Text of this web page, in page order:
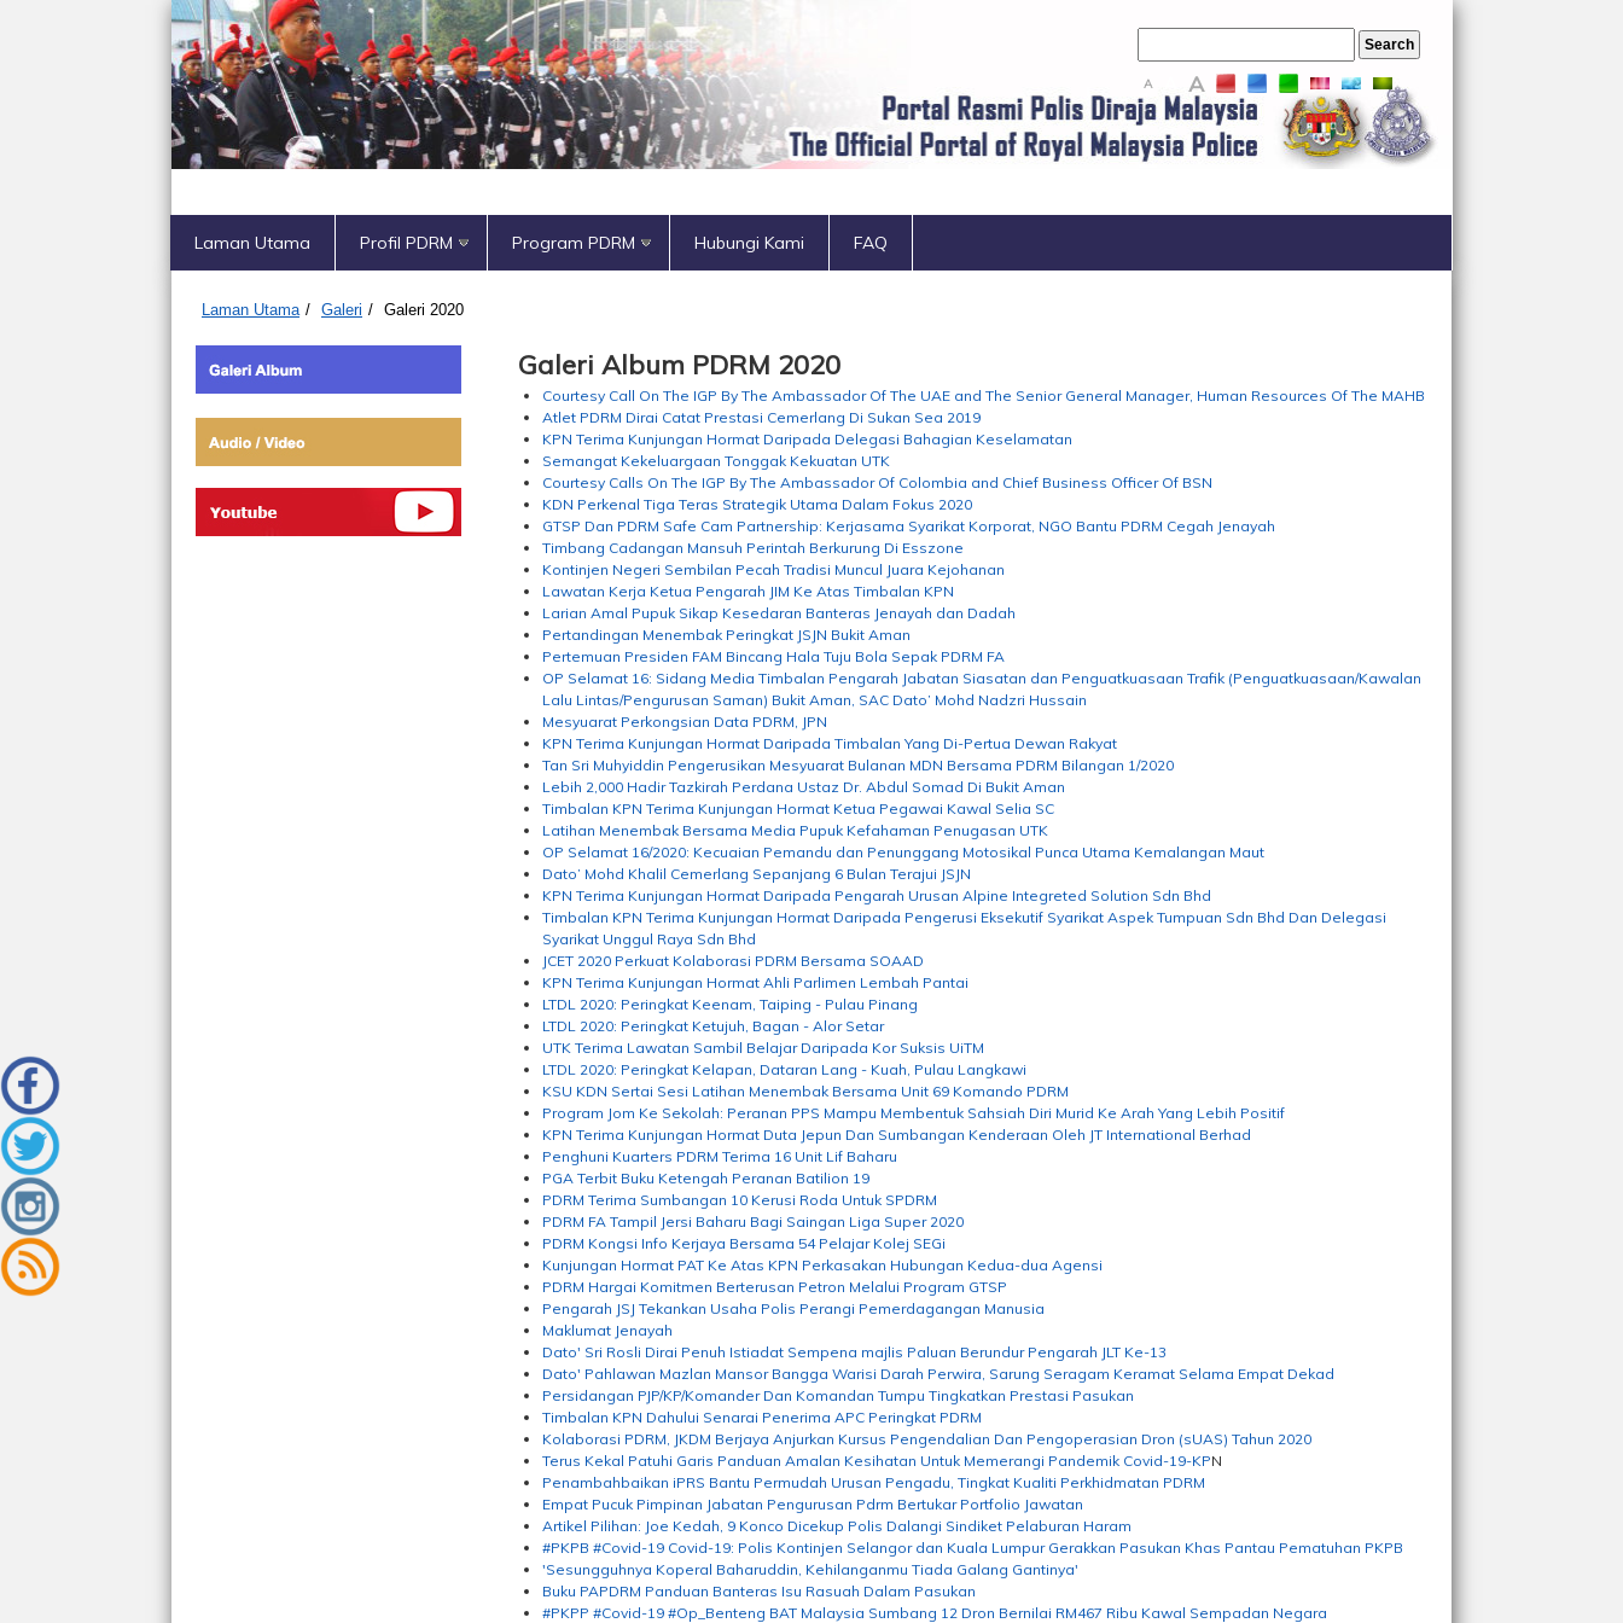
A A
Laman Utama Profil PDRM Program PDRM Hubungi Kami FAQ
Laman Utama / Galeri / Galeri 2020
Galeri Album PDRM 2020
Courtesy Call On The IGP By The Ambassador Of The UAE and The Senior General Manager, Human Resources Of The MAHB
Atlet PDRM Dirai Catat Prestasi Cemerlang Di Sukan Sea 2019
KPN Terima Kunjungan Hormat Daripada Delegasi Bahagian Keselamatan
Semangat Kekeluargaan Tonggak Kekuatan UTK
Courtesy Calls On The IGP By The Ambassador Of Colombia and Chief Business Officer Of BSN
KDN Perkenal Tiga Teras Strategik Utama Dalam Fokus 2020
GTSP Dan PDRM Safe Cam Partnership: Kerjasama Syarikat Korporat, NGO Bantu PDRM Cegah Jenayah
Timbang Cadangan Mansuh Perintah Berkurung Di Esszone
Kontinjen Negeri Sembilan Pecah Tradisi Muncul Juara Kejohanan
Lawatan Kerja Ketua Pengarah JIM Ke Atas Timbalan KPN
Larian Amal Pupuk Sikap Kesedaran Banteras Jenayah dan Dadah
Pertandingan Menembak Peringkat JSJN Bukit Aman
Pertemuan Presiden FAM Bincang Hala Tuju Bola Sepak PDRM FA
OP Selamat 16: Sidang Media Timbalan Pengarah Jabatan Siasatan dan Penguatkuasaan Trafik (Penguatkuasaan/Kawalan
Lalu Lintas/Pengurusan Saman) Bukit Aman, SAC Dato’ Mohd Nadzri Hussain
Mesyuarat Perkongsian Data PDRM, JPN
KPN Terima Kunjungan Hormat Daripada Timbalan Yang Di-Pertua Dewan Rakyat
Tan Sri Muhyiddin Pengerusikan Mesyuarat Bulanan MDN Bersama PDRM Bilangan 1/2020
Lebih 2,000 Hadir Tazkirah Perdana Ustaz Dr. Abdul Somad Di Bukit Aman
Timbalan KPN Terima Kunjungan Hormat Ketua Pegawai Kawal Selia SC
Latihan Menembak Bersama Media Pupuk Kefahaman Penugasan UTK
OP Selamat 16/2020: Kecuaian Pemandu dan Penunggang Motosikal Punca Utama Kemalangan Maut
Dato’ Mohd Khalil Cemerlang Sepanjang 6 Bulan Terajui JSJN
KPN Terima Kunjungan Hormat Daripada Pengarah Urusan Alpine Integreted Solution Sdn Bhd
Timbalan KPN Terima Kunjungan Hormat Daripada Pengerusi Eksekutif Syarikat Aspek Tumpuan Sdn Bhd Dan Delegasi
Syarikat Unggul Raya Sdn Bhd
JCET 2020 Perkuat Kolaborasi PDRM Bersama SOAAD
KPN Terima Kunjungan Hormat Ahli Parlimen Lembah Pantai
LTDL 2020: Peringkat Keenam, Taiping - Pulau Pinang
LTDL 2020: Peringkat Ketujuh, Bagan - Alor Setar
UTK Terima Lawatan Sambil Belajar Daripada Kor Suksis UiTM
LTDL 2020: Peringkat Kelapan, Dataran Lang - Kuah, Pulau Langkawi
KSU KDN Sertai Sesi Latihan Menembak Bersama Unit 69 Komando PDRM
Program Jom Ke Sekolah: Peranan PPS Mampu Membentuk Sahsiah Diri Murid Ke Arah Yang Lebih Positif
KPN Terima Kunjungan Hormat Duta Jepun Dan Sumbangan Kenderaan Oleh JT International Berhad
Penghuni Kuarters PDRM Terima 16 Unit Lif Baharu
PGA Terbit Buku Ketengah Peranan Batilion 19
PDRM Terima Sumbangan 10 Kerusi Roda Untuk SPDRM
PDRM FA Tampil Jersi Baharu Bagi Saingan Liga Super 2020
PDRM Kongsi Info Kerjaya Bersama 54 Pelajar Kolej SEGi
Kunjungan Hormat PAT Ke Atas KPN Perkasakan Hubungan Kedua-dua Agensi
PDRM Hargai Komitmen Berterusan Petron Melalui Program GTSP
Pengarah JSJ Tekankan Usaha Polis Perangi Pemerdagangan Manusia
Maklumat Jenayah
Dato' Sri Rosli Dirai Penuh Istiadat Sempena majlis Paluan Berundur Pengarah JLT Ke-13
Dato' Pahlawan Mazlan Mansor Bangga Warisi Darah Perwira, Sarung Seragam Keramat Selama Empat Dekad
Persidangan PJP/KP/Komander Dan Komandan Tumpu Tingkatkan Prestasi Pasukan
Timbalan KPN Dahului Senarai Penerima APC Peringkat PDRM
Kolaborasi PDRM, JKDM Berjaya Anjurkan Kursus Pengendalian Dan Pengoperasian Dron (sUAS) Tahun 2020
Terus Kekal Patuhi Garis Panduan Amalan Kesihatan Untuk Memerangi Pandemik Covid-19-KPN
Penambahbaikan iPRS Bantu Permudah Urusan Pengadu, Tingkat Kualiti Perkhidmatan PDRM
Empat Pucuk Pimpinan Jabatan Pengurusan Pdrm Bertukar Portfolio Jawatan
Artikel Pilihan: Joe Kedah, 9 Konco Dicekup Polis Dalangi Sindiket Pelaburan Haram
#PKPB #Covid-19 Covid-19: Polis Kontinjen Selangor dan Kuala Lumpur Gerakkan Pasukan Khas Pantau Pematuhan PKPB
'Sesungguhnya Koperal Baharuddin, Kehilanganmu Tiada Galang Gantinya'
Buku PAPDRM Panduan Banteras Isu Rasuah Dalam Pasukan
#PKPP #Covid-19 #Op_Benteng BAT Malaysia Sumbang 12 Dron Bernilai RM467 Ribu Kawal Sempadan Negara